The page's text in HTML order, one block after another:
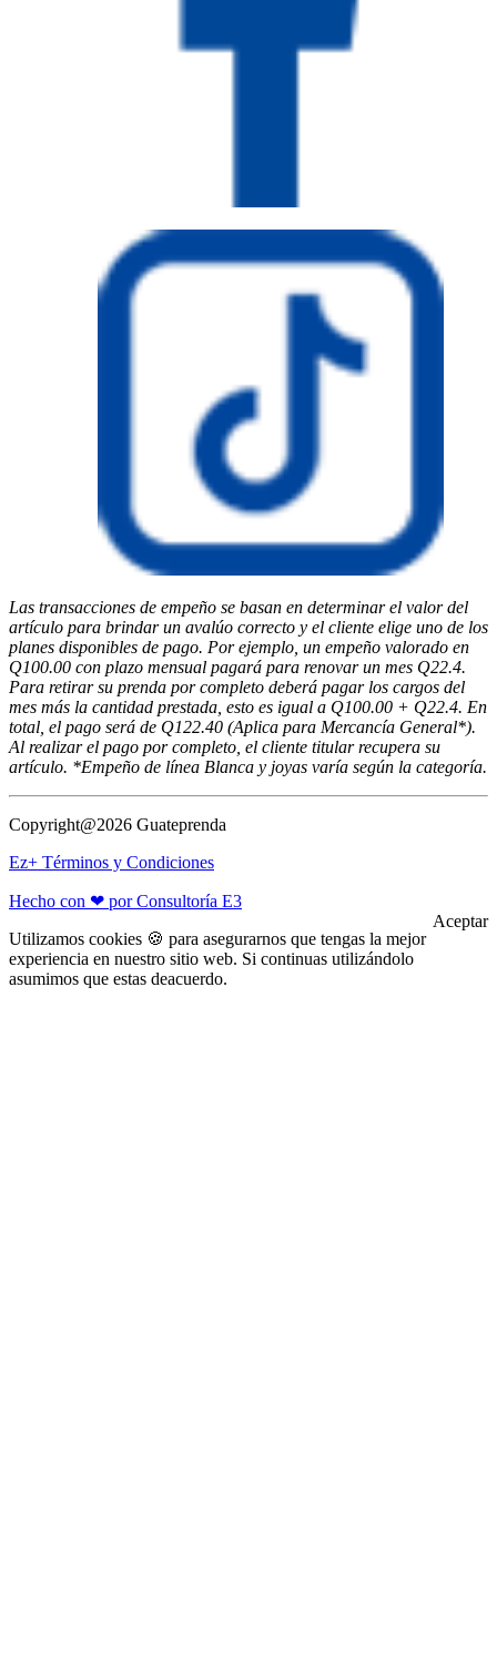
Las transacciones de empeño se basan en determinar el valor del
artículo para brindar un avalúo correcto y el cliente elige uno de los
planes disponibles de pago. Por ejemplo, un empeño valorado en
Q100.00 con plazo mensual pagará para renovar un mes Q22.4.
Para retirar su prenda por completo deberá pagar los cargos del
mes más la cantidad prestada, esto es igual a Q100.00 + Q22.4. En
total, el pago será de Q122.40 (Aplica para Mercancía General*).
Al realizar el pago por completo, el cliente titular recupera su
artículo. *Empeño de línea Blanca y joyas varía según la categoría.
Copyright@2026 Guateprenda
Ez+ Términos y Condiciones
Hecho con ❤ por Consultoría E3
Utilizamos cookies 🍪 para asegurarnos que tengas la mejor
experiencia en nuestro sitio web. Si continuas utilizándolo
asumimos que estas deacuerdo.
Aceptar